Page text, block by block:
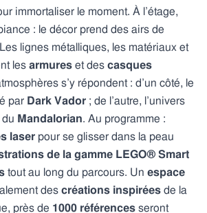
immortaliser le moment. À l’étage,
: le décor prend des airs de
lignes métalliques, les matériaux et
les armures et des casques
s’y répondent : d’un côté, le
par Dark Vador ; de l’autre, l’univers
Mandalorian. Au programme :
laser pour se glisser dans la peau
de la gamme LEGO® Smart
tout au long du parcours. Un espace
des créations inspirées de la
près de 1000 références seront